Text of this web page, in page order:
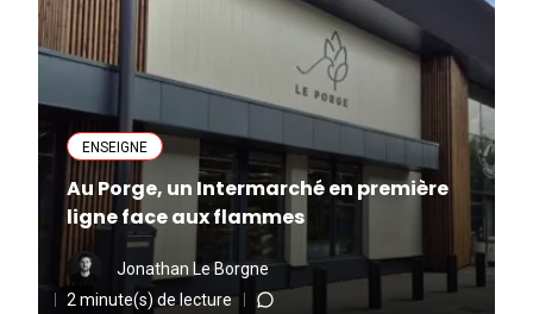
ENSEIGNE
Au Porge, un Intermarché en première
ligne face aux flammes
Jonathan Le Borgne
2 minute(s) de lecture